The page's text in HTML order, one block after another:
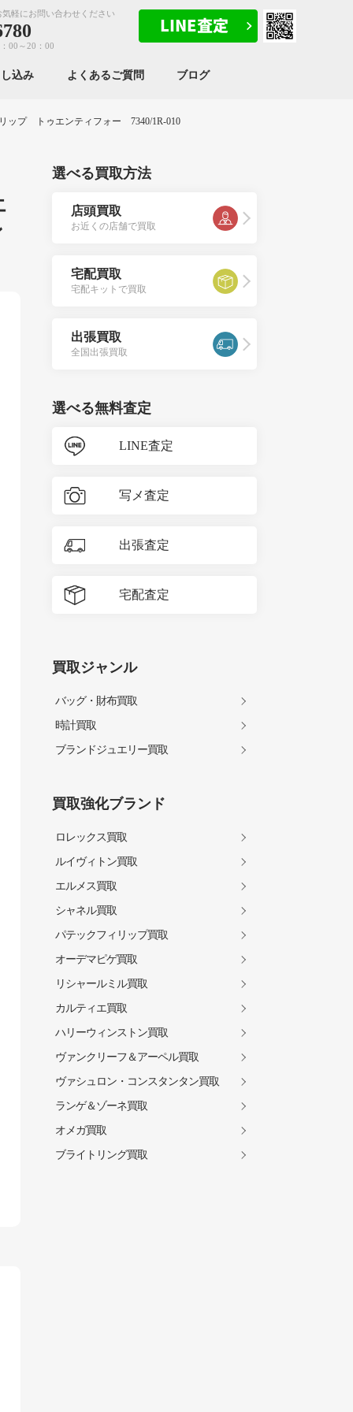
軽にお問い合わせください
00～20：00
込み よくあるご質問 ブログ
ップ トゥエンティフォー 7340/1R-010
選べる買取方法
店頭買取
お近くの店舗で買取
宅配買取
宅配キットで買取
出張買取
全国出張買取
選べる無料査定
LINE査定
写メ査定
出張査定
宅配査定
買取ジャンル
バッグ・財布買取
時計買取
ブランドジュエリー買取
買取強化ブランド
ロレックス買取
ルイヴィトン買取
エルメス買取
シャネル買取
パテックフィリップ買取
オーデマピゲ買取
リシャールミル買取
カルティエ買取
ハリーウィンストン買取
ヴァンクリーフ＆アーペル買取
ヴァシュロン・コンスタンタン買取
ランゲ＆ゾーネ買取
オメガ買取
ブライトリング買取